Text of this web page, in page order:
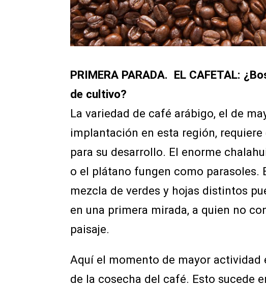
PRIMERA PARADA. EL CAFETAL:
de cultivo?
La variedad de café arábigo, el de
implantación en esta región, requiere
para su desarrollo. El enorme
o el plátano fungen como parasoles.
mezcla de verdes y hojas distintos
en una primera mirada, a quien no
paisaje.
Aquí el momento de mayor actividad
de la cosecha del café. Esto sucede